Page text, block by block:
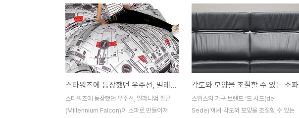
스타워즈에 등장했던 우주선, 밀레니엄 팔콘(Millennium Falcon) 소파
스타워즈에 등장했던 우주선, 밀레니엄 팔콘
(Millennium Falcon)이 소파로 만들어져
각도와 모양을 조절할 수 있는 소파
스위스의 가구 브랜드 ‘드 시드(de
Sede)’에서 각도와 모양을 조절할 수 있는